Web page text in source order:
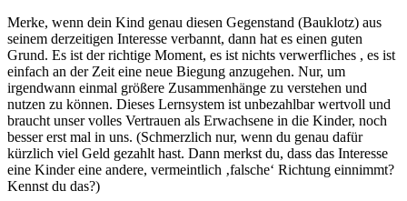
Merke, wenn dein Kind genau diesen Gegenstand (Bauklotz) aus
seinem derzeitigen Interesse verbannt, dann hat es einen guten
Grund. Es ist der richtige Moment, es ist nichts verwerfliches , es ist
einfach an der Zeit eine neue Biegung anzugehen. Nur, um
irgendwann einmal größere Zusammenhänge zu verstehen und
nutzen zu können. Dieses Lernsystem ist unbezahlbar wertvoll und
braucht unser volles Vertrauen als Erwachsene in die Kinder, noch
besser erst mal in uns. (Schmerzlich nur, wenn du genau dafür
kürzlich viel Geld gezahlt hast. Dann merkst du, dass das Interesse
eine Kinder eine andere, vermeintlich ‚falsche‘ Richtung einnimmt?
Kennst du das?)